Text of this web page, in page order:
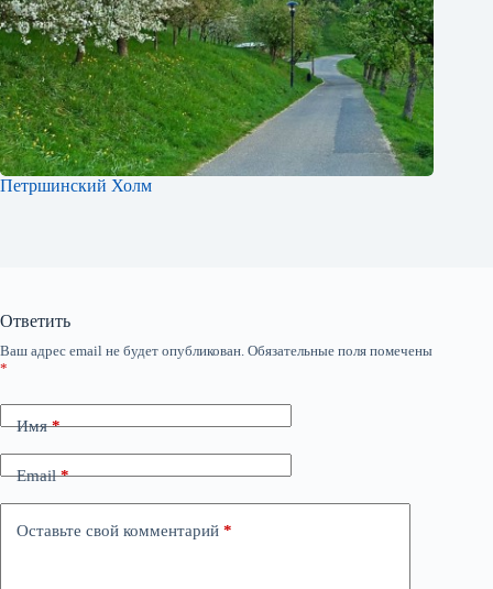
Петршинский Холм
Ответить
Ваш адрес email не будет опубликован. Обязательные поля помечены
*
Имя*
Email*
Оставьте свой комментарий *